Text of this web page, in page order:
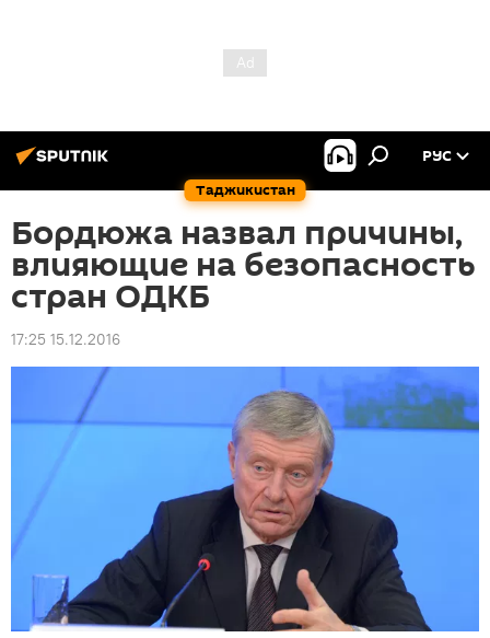
Таджикистан
РУС
Бордюжа назвал причины,
влияющие на безопасность
стран ОДКБ
17:25 15.12.2016